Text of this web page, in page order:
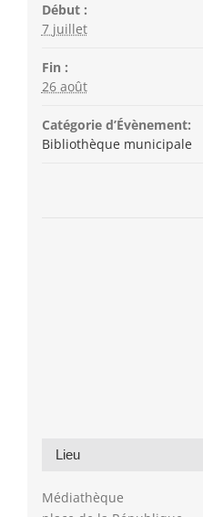
Début :
7 juillet
Fin :
26 août
Catégorie d’Évènement:
Bibliothèque municipale
Lieu
Médiathèque